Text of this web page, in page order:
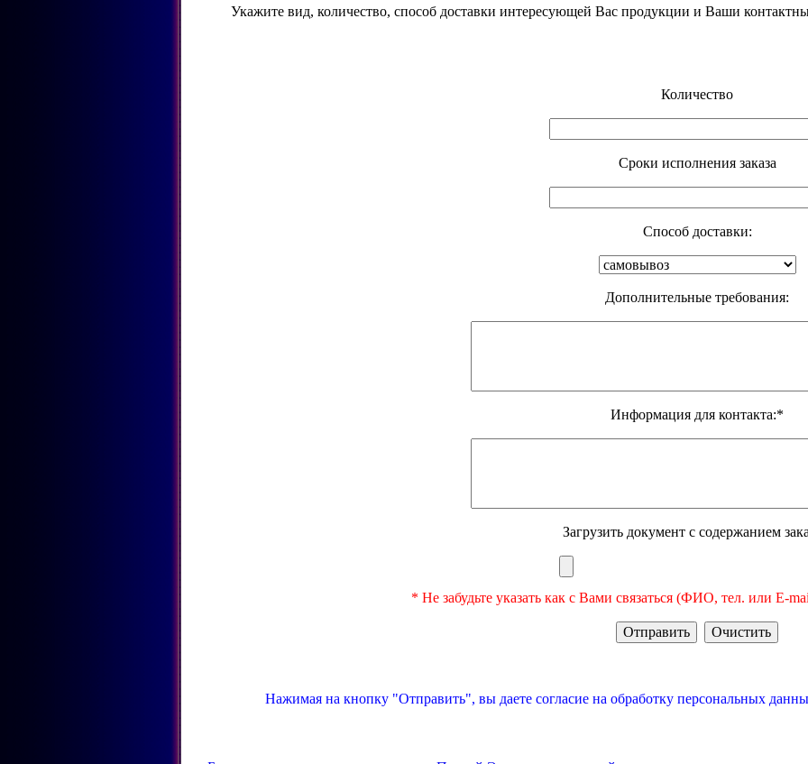
Укажите вид, количество, способ доставки интересующей Вас продукции и Ваши
Количество
Cроки исполнения заказа
Способ доставки:
Дополнительные требования:
Информация для контакта:*
Загрузить документ с содержанием
* Не забудьте указать как с Вами связаться (ФИО, тел. или E-
Нажимая на кнопку "Отправить", вы даете согласие на обработку персональных